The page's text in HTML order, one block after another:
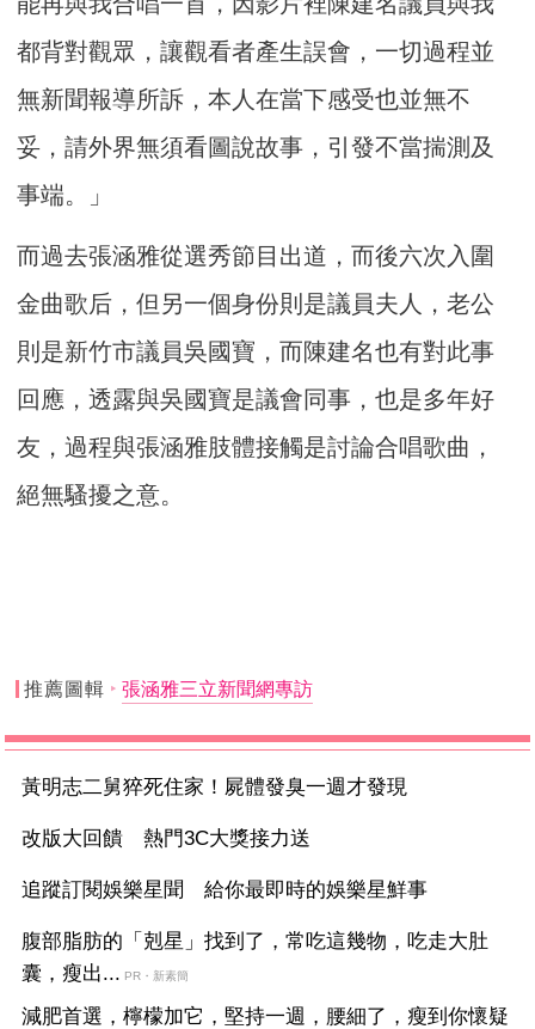
都背對觀眾，讓觀看者產生誤會，一切過程並
無新聞報導所訴，本人在當下感受也並無不
妥，請外界無須看圖說故事，引發不當揣測及
事端。」
而過去張涵雅從選秀節目出道，而後六次入圍
金曲歌后，但另一個身份則是議員夫人，老公
則是新竹市議員吳國寶，而陳建名也有對此事
回應，透露與吳國寶是議會同事，也是多年好
友，過程與張涵雅肢體接觸是討論合唱歌曲，
絕無騷擾之意。
推薦圖輯 張涵雅三立新聞網專訪
黃明志二舅猝死住家！屍體發臭一週才發現
改版大回饋 熱門3C大獎接力送
追蹤訂閱娛樂星聞 給你最即時的娛樂星鮮事
腹部脂肪的「剋星」找到了，常吃這幾物，吃走大肚
囊，瘦出... PR・新素簡
減肥首選，檸檬加它，堅持一週，腰細了，瘦到你懷疑